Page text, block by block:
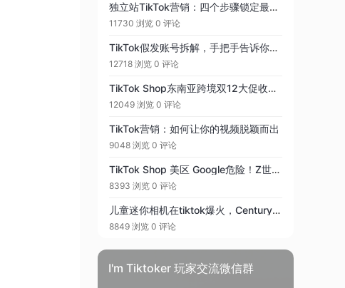
独立站TikTok营销：四个步骤锁定最佳发布时间！
11730 浏览 0 评论
TikTok假发账号拆解，手把手告诉你3000万播放创作技巧
12718 浏览 0 评论
TikTok Shop东南亚跨境双12大促收官，跨境GMV同比提升493\%
12049 浏览 0 评论
TikTok营销：如何让你的视频脱颖而出
9048 浏览 0 评论
TikTok Shop 美区 Google危险！Z世代更爱TIKTOK搜索
8393 浏览 0 评论
儿童迷你相机在tiktok爆火，Century 21的直播购物战略：结合TikTok扩大市场影响力
8849 浏览 0 评论
I'm Tiktoker 玩家交流微信群